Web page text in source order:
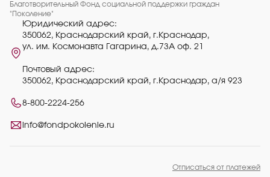
Благотворительный Фонд социальной поддержки граждан
"Поколение"
Юридический адрес:
350062, Краснодарский край, г.Краснодар,
ул. им. Космонавта Гагарина, д.73А оф. 21
Почтовый адрес:
350062, Краснодарский край, г.Краснодар, а/я 923
8-800-2224-256
info@fondpokolenie.ru
Отписаться от платежей